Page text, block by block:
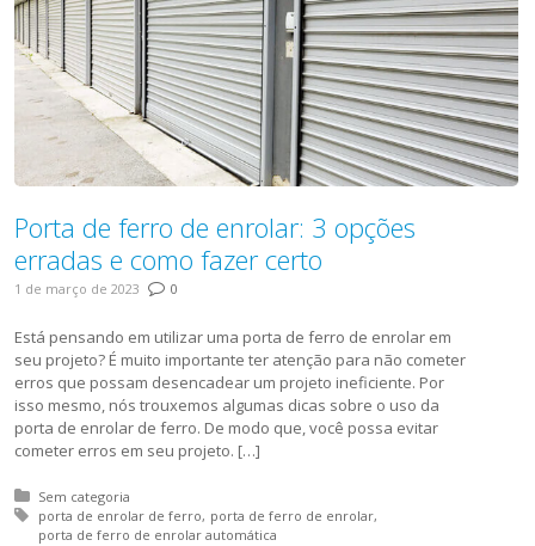
Porta de ferro de enrolar: 3 opções
erradas e como fazer certo
1 de março de 2023 0
Está pensando em utilizar uma porta de ferro de enrolar em
seu projeto? É muito importante ter atenção para não cometer
erros que possam desencadear um projeto ineficiente. Por
isso mesmo, nós trouxemos algumas dicas sobre o uso da
porta de enrolar de ferro. De modo que, você possa evitar
cometer erros em seu projeto. […]
Posted in:
Sem categoria
Tagged with:
porta de enrolar de ferro porta de ferro de enrolar
porta de ferro de enrolar automática